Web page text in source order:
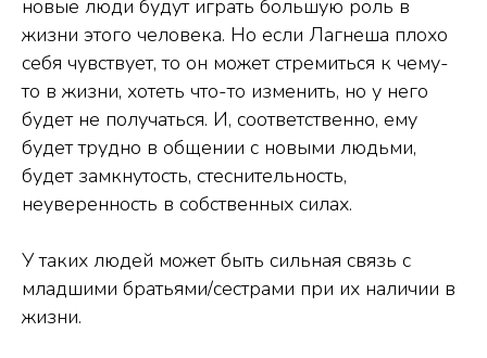
новые люди будут играть большую роль в
жизни этого человека. Но если Лагнеша плохо
себя чувствует, то он может стремиться к чему-
то в жизни, хотеть что-то изменить, но у него
будет не получаться. И, соответственно, ему
будет трудно в общении с новыми людьми,
будет замкнутость, стеснительность,
неуверенность в собственных силах.
У таких людей может быть сильная связь с
младшими братьями/сестрами при их наличии в
жизни.